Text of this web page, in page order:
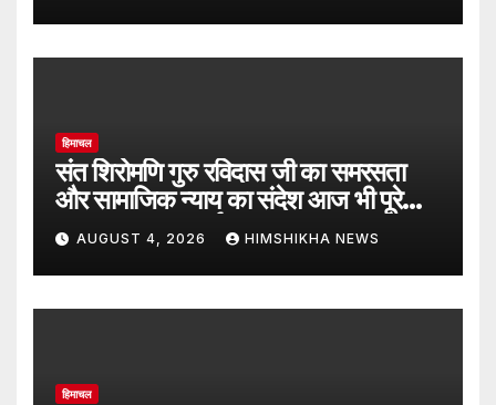
हिमाचल
संत शिरोमणि गुरु रविदास जी का समरसता
और सामाजिक न्याय का संदेश आज भी पूरे
समाज का पथप्रदर्शक : जयराम ठाकुर
AUGUST 4, 2026 HIMSHIKHA NEWS
हिमाचल